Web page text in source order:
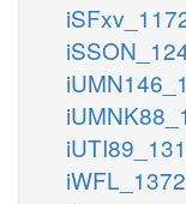
iWFL_1372